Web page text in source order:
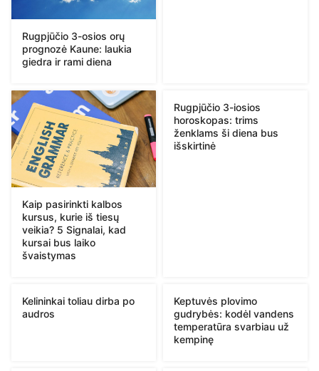
Rugpjūčio 3-osios orų
prognozė Kaune: laukia
giedra ir rami diena
Kaip pasirinkti kalbos
kursus, kurie iš tiesų
veikia? 5 Signalai, kad
kursai bus laiko
švaistymas
Rugpjūčio 3-iosios
horoskopas: trims
ženklams ši diena bus
išskirtinė
Kelininkai toliau dirba po
audros
Keptuvės plovimo
gudrybės: kodėl vandens
temperatūra svarbiau už
kempinę